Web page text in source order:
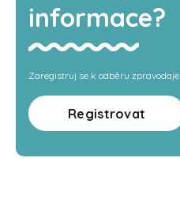
informace?
Zaregistruj se k odběru zpravodaje
Registrovat